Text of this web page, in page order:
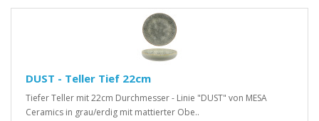
DUST - Teller Tief 22cm
Tiefer Teller mit 22cm Durchmesser - Linie "DUST" von MESA
Ceramics in grau/erdig mit mattierter Obe..